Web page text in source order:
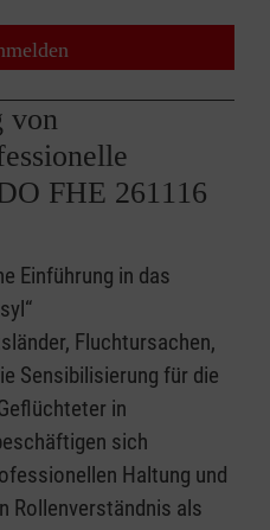
von
FHE 261116
Einführung in das
Fluchtursachen,
Sensibilisierung für die
in
sich
Haltung und
Rollenverständnis als